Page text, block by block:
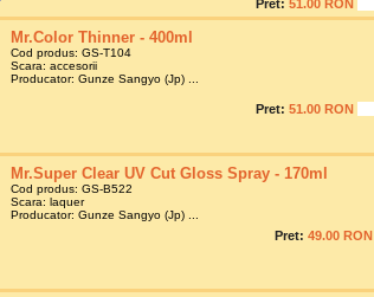
Pret: 51.00 RON
Mr.Color Thinner - 400ml
Cod produs: GS-T104
Scara: accesorii
Producator: Gunze Sangyo (Jp) ...
Pret: 51.00 RON
Mr.Super Clear UV Cut Gloss Spray - 170ml
Cod produs: GS-B522
Scara: laquer
Producator: Gunze Sangyo (Jp) ...
Pret: 49.00 RON